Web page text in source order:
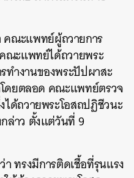
คณะแพทย์ผู้ถวายการ
ณะแพทย์ได้ถวายพระ
ทำงานของพระปัปผาสะ
ดยตลอด คณะแพทย์ตรวจ
ได้ถวายพระโอสถปฏิชีวนะ
ล่าว ตั้งแต่วันที่ 9
ทรงมีการติดเชื้อที่รุนแรง